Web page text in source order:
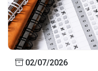
02/07/2026